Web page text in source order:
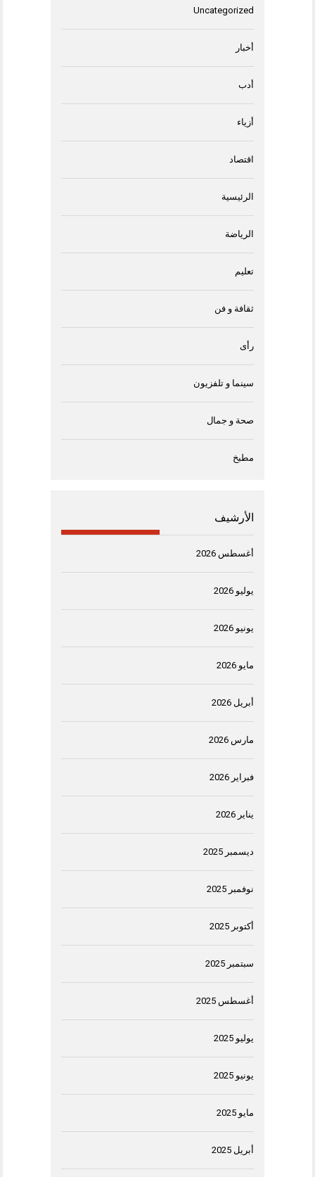
Uncategorized
أخبار
أدب
أزياء
اقتصاد
الرئيسية
الرياضة
تعليم
ثقافة و فن
رأى
سينما و تلفزيون
صحة و جمال
مطبخ
الأرشيف
أغسطس 2026
يوليو 2026
يونيو 2026
مايو 2026
أبريل 2026
مارس 2026
فبراير 2026
يناير 2026
ديسمبر 2025
نوفمبر 2025
أكتوبر 2025
سبتمبر 2025
أغسطس 2025
يوليو 2025
يونيو 2025
مايو 2025
أبريل 2025